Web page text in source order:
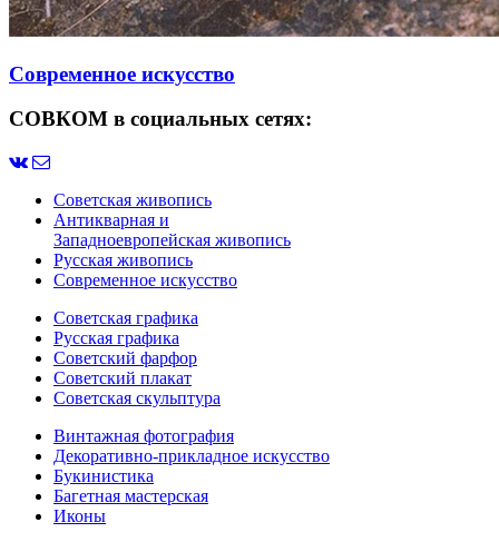
Современное искусство
СОВКОМ в социальных сетях:
Советская живопись
Антикварная и
Западноевропейская живопись
Русская живопись
Современное искусство
Советская графика
Русская графика
Советский фарфор
Советский плакат
Советская скульптура
Винтажная фотография
Декоративно-прикладное искусство
Букинистика
Багетная мастерская
Иконы